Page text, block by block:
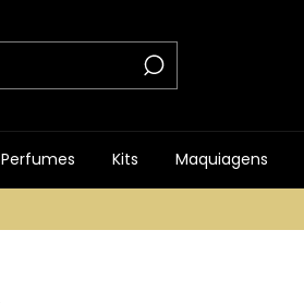
Perfumes Kits Maquiagens